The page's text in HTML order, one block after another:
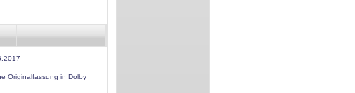
Originalfassung in Dolby